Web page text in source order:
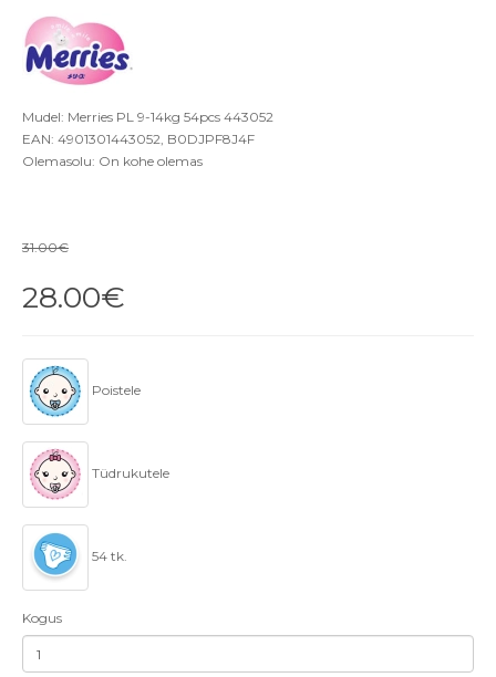
Mudel: Merries PL 9-14kg 54pcs 443052
EAN: 4901301443052, B0DJPF8J4F
Olemasolu: On kohe olemas
31.00€
28.00€
Poistele
Tüdrukutele
54 tk.
Kogus